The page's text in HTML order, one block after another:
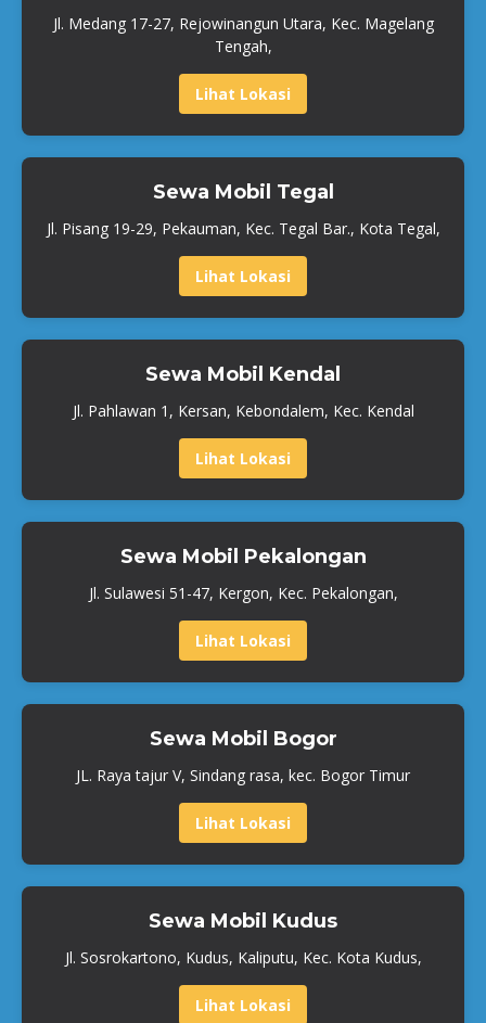
Jl. Medang 17-27, Rejowinangun Utara, Kec. Magelang
Tengah,
Lihat Lokasi
Sewa Mobil Tegal
Jl. Pisang 19-29, Pekauman, Kec. Tegal Bar., Kota Tegal,
Lihat Lokasi
Sewa Mobil Kendal
Jl. Pahlawan 1, Kersan, Kebondalem, Kec. Kendal
Lihat Lokasi
Sewa Mobil Pekalongan
Jl. Sulawesi 51-47, Kergon, Kec. Pekalongan,
Lihat Lokasi
Sewa Mobil Bogor
JL. Raya tajur V, Sindang rasa, kec. Bogor Timur
Lihat Lokasi
Sewa Mobil Kudus
Jl. Sosrokartono, Kudus, Kaliputu, Kec. Kota Kudus,
Lihat Lokasi